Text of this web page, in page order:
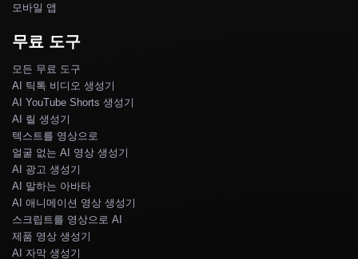
모바일 앱
무료 도구
모든 무료 도구
AI 틱톡 비디오 생성기
AI YouTube Shorts 생성기
AI 릴 생성기
텍스트를 영상으로
얼굴 없는 AI 영상 생성기
AI 광고 생성기
AI 말하는 아바타
AI 애니메이션 영상 생성기
스크립트를 영상으로 AI
제품 영상 생성기
AI 자막 생성기